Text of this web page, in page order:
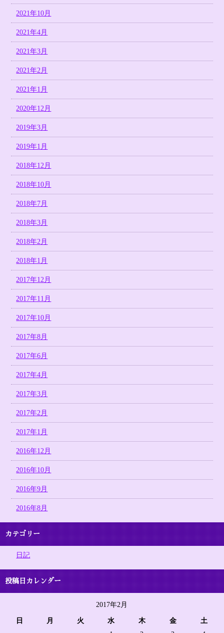
2021年10月
2021年4月
2021年3月
2021年2月
2021年1月
2020年12月
2019年3月
2019年1月
2018年12月
2018年10月
2018年7月
2018年3月
2018年2月
2018年1月
2017年12月
2017年11月
2017年10月
2017年8月
2017年6月
2017年4月
2017年3月
2017年2月
2017年1月
2016年12月
2016年10月
2016年9月
2016年8月
カテゴリー
日記
投稿日カレンダー
2017年2月
日 月 火 水 木 金
土